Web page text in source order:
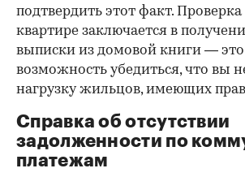
подтвердить этот факт.
квартире заключается в
выписки из домовой книги — это
возможность убедиться, что вы
нагрузку жильцов, имеющих
Справка об отсутствии
задолженности по
платежам